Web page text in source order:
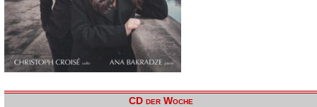
CD der Woche